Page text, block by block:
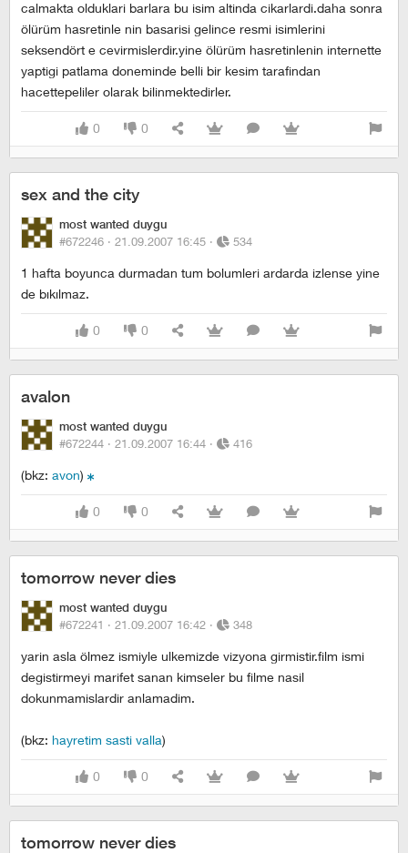
calmakta olduklari barlara bu isim altinda cikarlardi.daha sonra
ölürüm hasretinle nin basarisi gelince resmi isimlerini
seksendört e cevirmislerdir.yine ölürüm hasretinlenin internette
yaptigi patlama doneminde belli bir kesim tarafindan
hacettepeliler olarak bilinmektedirler.
0 0
sex and the city
most wanted duygu
#672246 · 21.09.2007 16:45 · 534
1 hafta boyunca durmadan tum bolumleri ardarda izlense yine
de bıkılmaz.
0 0
avalon
most wanted duygu
#672244 · 21.09.2007 16:44 · 416
(bkz: avon)
0 0
tomorrow never dies
most wanted duygu
#672241 · 21.09.2007 16:42 · 348
yarin asla ölmez ismiyle ulkemizde vizyona girmistir.film ismi
degistirmeyi marifet sanan kimseler bu filme nasil
dokunmamislardir anlamadim.
(bkz: hayretim sasti valla)
0 0
tomorrow never dies